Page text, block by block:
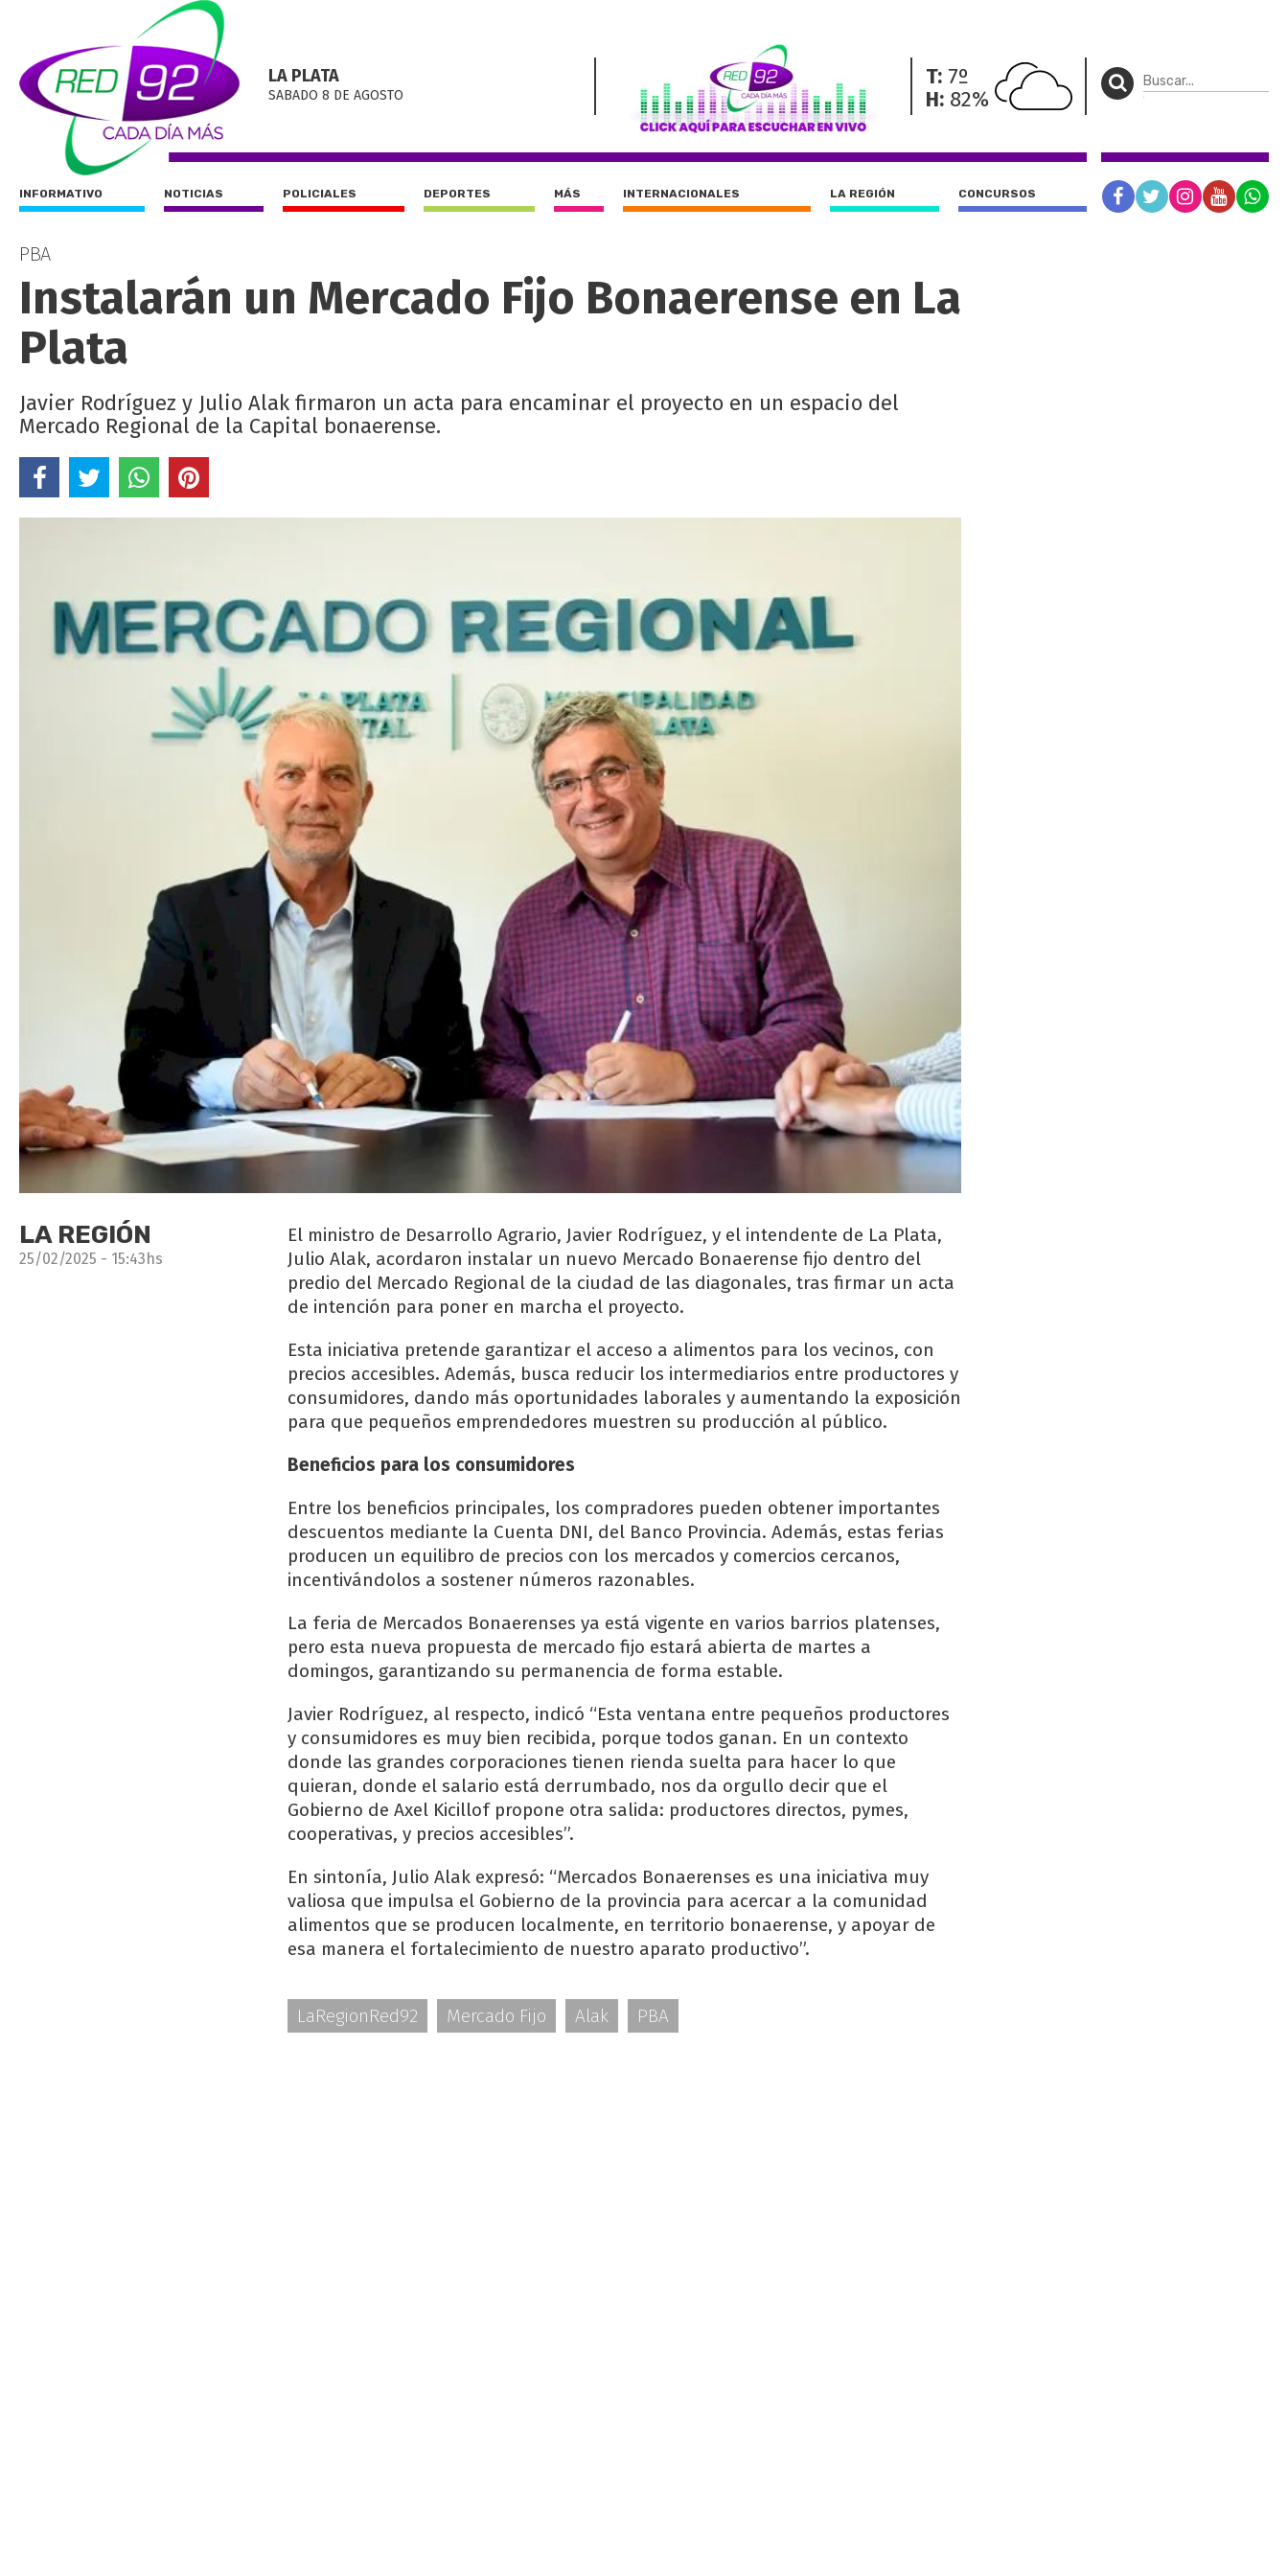
LA PLATA
SABADO 8 DE AGOSTO
T: 7º
H: 82%
INFORMATIVO NOTICIAS POLICIALES DEPORTES MÁS INTERNACIONALES LA REGIÓN CONCURSOS
PBA
Instalarán un Mercado Fijo Bonaerense en La
Plata
Javier Rodríguez y Julio Alak firmaron un acta para encaminar el proyecto en un espacio del
Mercado Regional de la Capital bonaerense.
LA REGIÓN
25/02/2025 - 15:43hs
El ministro de Desarrollo Agrario, Javier Rodríguez, y el intendente de La Plata,
Julio Alak, acordaron instalar un nuevo Mercado Bonaerense fijo dentro del
predio del Mercado Regional de la ciudad de las diagonales, tras firmar un acta
de intención para poner en marcha el proyecto.
Esta iniciativa pretende garantizar el acceso a alimentos para los vecinos, con
precios accesibles. Además, busca reducir los intermediarios entre productores y
consumidores, dando más oportunidades laborales y aumentando la exposición
para que pequeños emprendedores muestren su producción al público.
Beneficios para los consumidores
Entre los beneficios principales, los compradores pueden obtener importantes
descuentos mediante la Cuenta DNI, del Banco Provincia. Además, estas ferias
producen un equilibro de precios con los mercados y comercios cercanos,
incentivándolos a sostener números razonables.
La feria de Mercados Bonaerenses ya está vigente en varios barrios platenses,
pero esta nueva propuesta de mercado fijo estará abierta de martes a
domingos, garantizando su permanencia de forma estable.
Javier Rodríguez, al respecto, indicó “Esta ventana entre pequeños productores
y consumidores es muy bien recibida, porque todos ganan. En un contexto
donde las grandes corporaciones tienen rienda suelta para hacer lo que
quieran, donde el salario está derrumbado, nos da orgullo decir que el
Gobierno de Axel Kicillof propone otra salida: productores directos, pymes,
cooperativas, y precios accesibles”.
En sintonía, Julio Alak expresó: “Mercados Bonaerenses es una iniciativa muy
valiosa que impulsa el Gobierno de la provincia para acercar a la comunidad
alimentos que se producen localmente, en territorio bonaerense, y apoyar de
esa manera el fortalecimiento de nuestro aparato productivo”.
LaRegionRed92 Mercado Fijo Alak PBA